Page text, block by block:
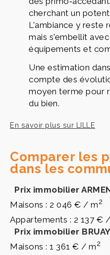
cherchant un
L'ambiance y reste
mais s'embellit
équipements et
Une estimation
compte des
moyen terme pour
du bien.
En savoir plus sur LILLE
Comparer les
dans les
Prix immobilier
Maisons : 2 046 € / m2
Appartements : 2 137 €
Prix immobilier BRUAY
Maisons : 1 361 € / m2